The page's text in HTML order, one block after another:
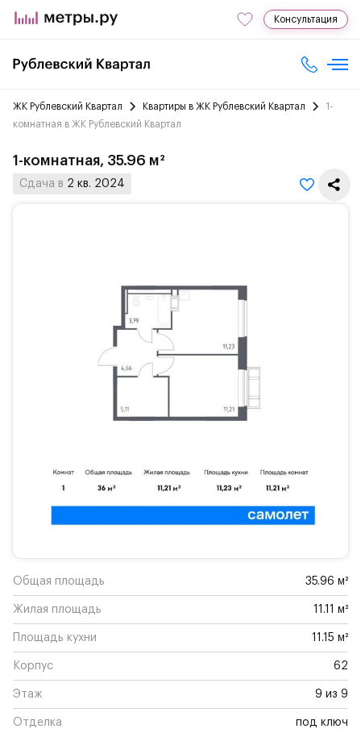
Консультация
ЖК Рублевский Квартал Квартиры в ЖК Рублевский Квартал
1-
комнатная в ЖК Рублевский Квартал
1-комнатная, 35.96 м²
Сдача в 2 кв. 2024
Общая площадь 35.96 м²
Жилая площадь 11.11 м²
Площадь кухни 11.15 м²
Корпус 62
Этаж 9 из 9
Отделка под ключ